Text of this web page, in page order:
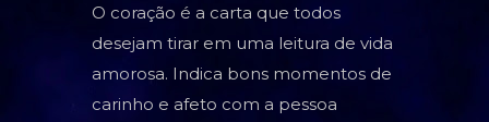
O coração é a carta que todos
desejam tirar em uma leitura de vida
amorosa. Indica bons momentos de
carinho e afeto com a pessoa